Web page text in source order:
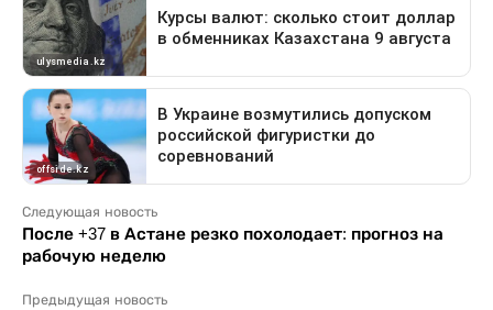
Следующая новость
После +37 в Астане резко похолодает: прогноз на
рабочую неделю
Предыдущая новость